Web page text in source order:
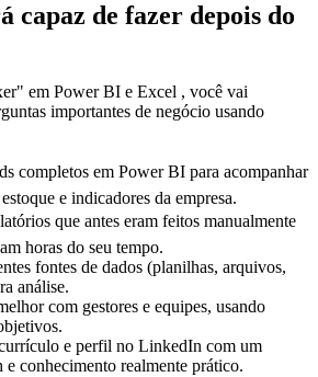
capaz de fazer depois do
em Power BI e Excel , você vai
importantes de negócio usando
completos em Power BI para acompanhar
e indicadores da empresa.
que antes eram feitos manualmente
horas do seu tempo.
fontes de dados (planilhas, arquivos,
análise.
com gestores e equipes, usando
e perfil no LinkedIn com um
conhecimento realmente prático.